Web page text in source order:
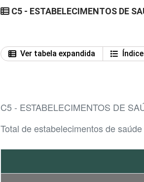
C5 - ESTABELECIMENTOS DE
Ver tabela expandida
Índice
C5 - ESTABELECIMENTOS DE
Total de estabelecimentos de